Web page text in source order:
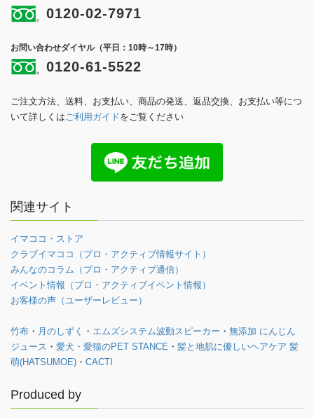
0120-02-7971
お問い合わせダイヤル（平日：10時～17時）
0120-61-5522
ご注文方法、送料、お支払い、商品の発送、返品交換、お支払い等につ
いて詳しくは ご利用ガイドをご覧ください
関連サイト
イマココ・ストア
クラブイマココ（プロ・アクティブ情報サイト）
みんなのコラム（プロ・アクティブ通信）
イベント情報（プロ・アクティブイベント情報）
お客様の声（ユーザーレビュー）
竹布 ・ 月のしずく ・ エムズシステム波動スピーカー ・ 無添加 にんじん
ジュース ・ 愛犬・愛猫のPET STANCE ・ 髪と地肌に優しいヘアケア 髪
萌(HATSUMOE) ・ CACTI
Produced by